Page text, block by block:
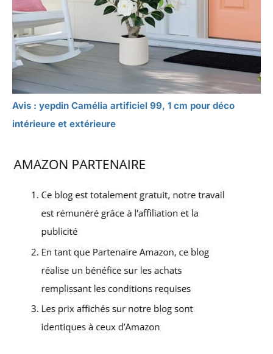
Avis : yepdin Camélia artificiel 99, 1 cm pour déco
intérieure et extérieure